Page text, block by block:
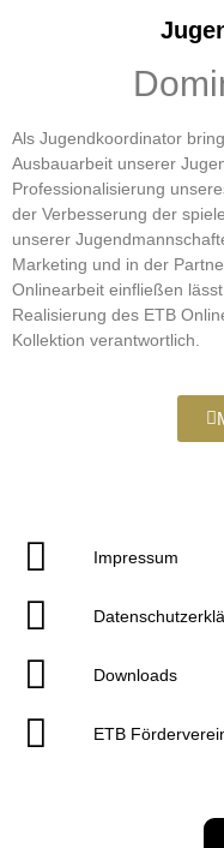
Als Jugendkoordinator
Ausbauarbeit unserer
Professionalisierung
der Verbesserung der
unserer
Marketing und in der
Onlinearbeit einfließen
Realisierung des ETB
Kollektion verantwortlich.
Impressum
Downloads
ETB